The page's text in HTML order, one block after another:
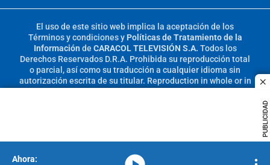
PUBLICIDAD
El uso de este sitio web implica la aceptación de los
Términos y condicionesy Políticas de Tratamiento de la
Información de CARACOL TELEVISIÓN S.A. Todos los
Derechos Reservados D.R.A. Prohibida su reproducción total
o parcial, así como su traducción a cualquier idioma sin
autorización escrita de su titular. Reproduction in whole or in